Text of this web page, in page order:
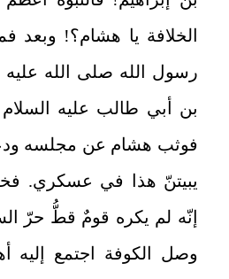
الخلافة يا هشام؟! وبعد
رسول الله صلى الله عليه
بن أبي طالب عليه
فوثب هشام عن مجلسه
يبيتنّ هذا في عسكري.
إنّه لم يكره قومٌ قطُّ حرّ
وصل الكوفة اجتمع إليه